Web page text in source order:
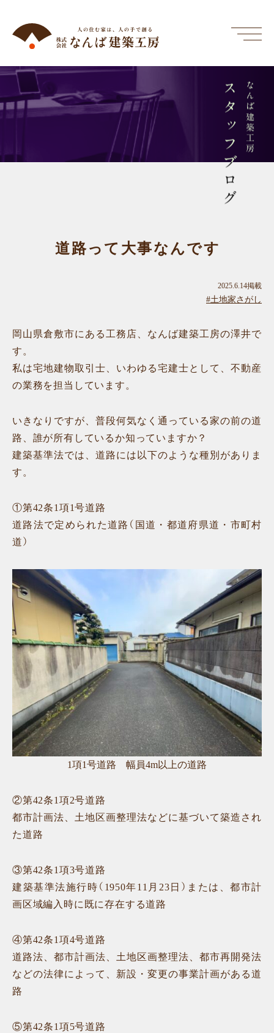
なんば建築工房
スタッフブログ
道路って大事なんです
2025.6.14掲載
#土地家さがし
岡山県倉敷市にある工務店、なんば建築工房の澤井で
す。
私は宅地建物取引士、いわゆる宅建士として、不動産
の業務を担当しています。
いきなりですが、普段何気なく通っている家の前の道
路、誰が所有しているか知っていますか？
建築基準法では、道路には以下のような種別がありま
す。
①第42条1項1号道路
道路法で定められた道路（国道・都道府県道・市町村
道）
1項1号道路 幅員4m以上の道路
②第42条1項2号道路
都市計画法、土地区画整理法などに基づいて築造され
た道路
③第42条1項3号道路
建築基準法施行時（1950年11月23日）または、都市計
画区域編入時に既に存在する道路
④第42条1項4号道路
道路法、都市計画法、土地区画整理法、都市再開発法
などの法律によって、新設・変更の事業計画がある道
路
⑤第42条1項5号道路